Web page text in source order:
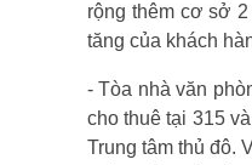
rộng thêm cơ sở
tăng của khách
- Tòa nhà văn
cho thuê tại 315
Trung tâm thủ đô.